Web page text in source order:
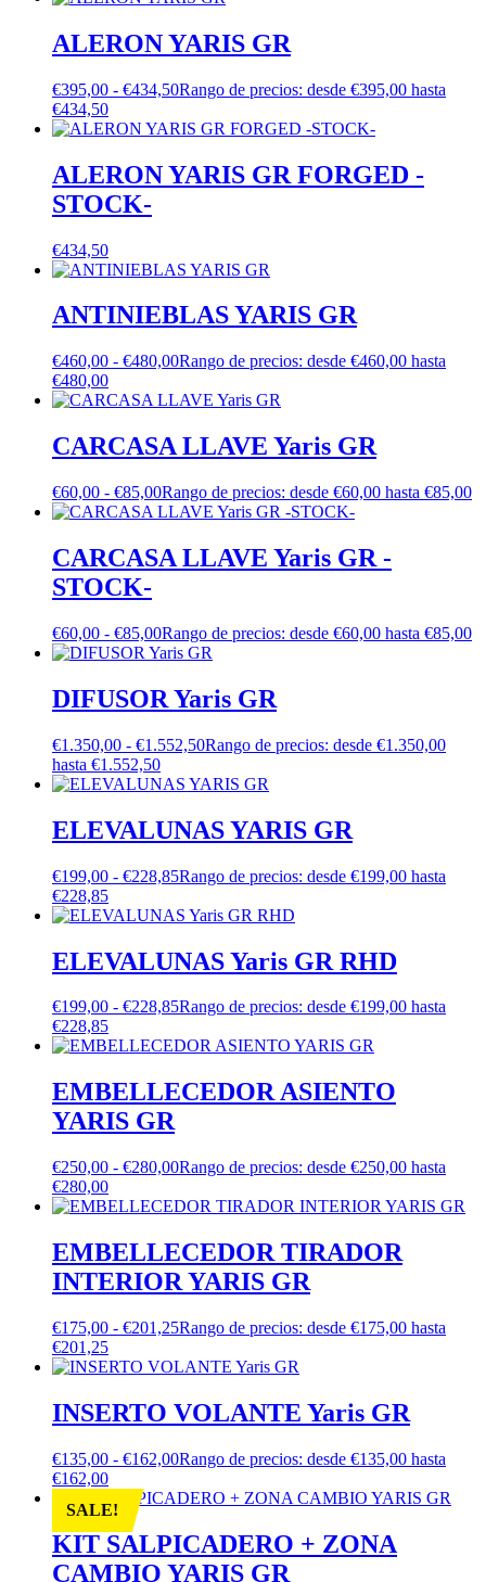
ALERON YARIS GR
€395,00 - €434,50Rango de precios: desde €395,00 hasta
€434,50
ALERON YARIS GR FORGED -
STOCK-
€434,50
ANTINIEBLAS YARIS GR
€460,00 - €480,00Rango de precios: desde €460,00 hasta
€480,00
CARCASA LLAVE Yaris GR
€60,00 - €85,00Rango de precios: desde €60,00 hasta €85,00
CARCASA LLAVE Yaris GR -
STOCK-
€60,00 - €85,00Rango de precios: desde €60,00 hasta €85,00
DIFUSOR Yaris GR
€1.350,00 - €1.552,50Rango de precios: desde €1.350,00
hasta €1.552,50
ELEVALUNAS YARIS GR
€199,00 - €228,85Rango de precios: desde €199,00 hasta
€228,85
ELEVALUNAS Yaris GR RHD
€199,00 - €228,85Rango de precios: desde €199,00 hasta
€228,85
EMBELLECEDOR ASIENTO
YARIS GR
€250,00 - €280,00Rango de precios: desde €250,00 hasta
€280,00
EMBELLECEDOR TIRADOR
INTERIOR YARIS GR
€175,00 - €201,25Rango de precios: desde €175,00 hasta
€201,25
INSERTO VOLANTE Yaris GR
€135,00 - €162,00Rango de precios: desde €135,00 hasta
€162,00
SALE!
KIT SALPICADERO + ZONA
CAMBIO YARIS GR